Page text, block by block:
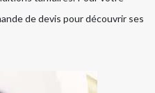
de devis pour découvrir ses